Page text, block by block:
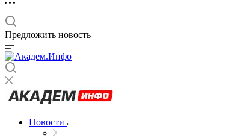
Предложить новость
Новости